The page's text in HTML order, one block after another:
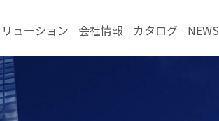
ューション 会社情報 カタログ NEWS